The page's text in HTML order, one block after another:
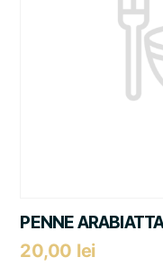
PENNE
20,00 lei